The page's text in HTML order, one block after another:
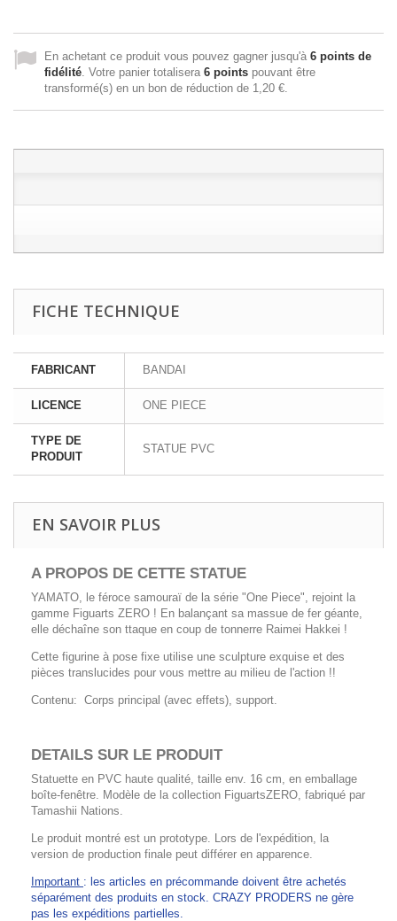
En achetant ce produit vous pouvez gagner jusqu'à 6 points de
fidélité . Votre panier totalisera 6 points pouvant être
transformé(s) en un bon de réduction de 1,20 €
FICHE TECHNIQUE
FABRICANT BANDAI
LICENCE ONE PIECE
TYPE DE
PRODUIT
STATUE PVC
EN SAVOIR PLUS
A PROPOS DE CETTE STATUE
YAMATO, le féroce samouraï de la série "One Piece", rejoint la
gamme Figuarts ZERO ! En balançant sa massue de fer géante,
elle déchaîne son ttaque en coup de tonnerre Raimei Hakkei !
Cette figurine à pose fixe utilise une sculpture exquise et des
pièces translucides pour vous mettre au milieu de l'action !!
Contenu: Corps principal (avec effets), support.
DETAILS SUR LE PRODUIT
Statuette en PVC haute qualité, taille env. 16 cm, en emballage
boîte-fenêtre. Modèle de la collection FiguartsZERO, fabriqué par
Tamashii Nations.
Le produit montré est un prototype. Lors de l'expédition, la
version de production finale peut différer en apparence.
Important : les articles en précommande doivent être achetés
séparément des produits en stock. CRAZY PRODERS ne gère
pas les expéditions partielles.